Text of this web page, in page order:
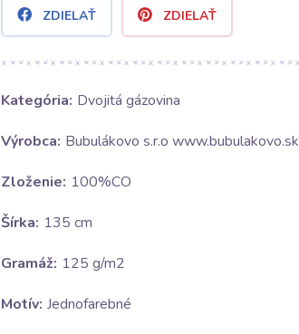
ZDIELAŤ ZDIELAŤ
Kategória: Dvojitá gázovina
Výrobca: Bubulákovo s.r.o www.bubulakovo.sk
Zloženie: 100%CO
Šírka: 135 cm
Gramáž: 125 g/m2
Motív: Jednofarebné